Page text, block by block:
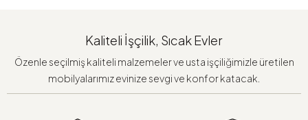
Kaliteli İşçilik, Sıcak Evler
Özenle seçilmiş kaliteli malzemeler ve usta işçiliğimizle üretilen
mobilyalarımız evinize sevgi ve konfor katacak.